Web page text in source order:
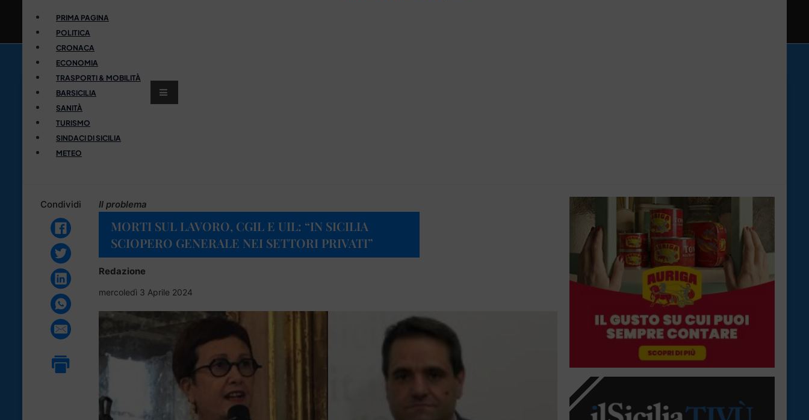
PRIMA PAGINA
POLITICA
CRONACA
ECONOMIA
TRASPORTI & MOBILITÀ
BARSICILIA
SANITÀ
TURISMO
SINDACI DI SICILIA
METEO
Condividi Il problema
MORTI SUL LAVORO, CGIL E UIL: “IN SICILIA
SCIOPERO GENERALE NEI SETTORI PRIVATI”
Redazione
mercoledì 3 Aprile 2024